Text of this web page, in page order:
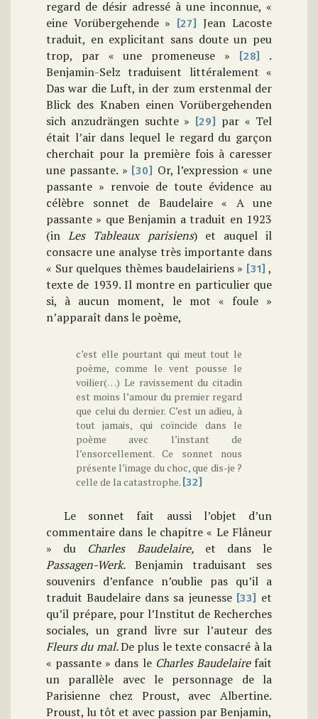
regard de désir adressé à une inconnue, «
eine Vorübergehende »
[27]
Jean Lacoste
traduit, en explicitant sans doute un peu
trop, par « une promeneuse »
[28]
.
Benjamin-Selz traduisent littéralement «
Das war die Luft, in der zum erstenmal der
Blick des Knaben einen Vorübergehenden
sich anzudrängen suchte »
[29]
par « Tel
était l’air dans lequel le regard du garçon
cherchait pour la première fois à caresser
une passante. » [30]
Or, l’expression « une
passante » renvoie de toute évidence au
célèbre sonnet de Baudelaire « A une
passante » que Benjamin a traduit en 1923
(inLes Tableaux parisiens) et auquel il
consacre une analyse très importante dans
« Sur quelques thèmes baudelairiens » [31] ,
texte de 1939. Il montre en particulier que
si, à aucun moment, le mot « foule »
n’apparaît dans le poème,
c’est elle pourtant qui meut tout le
poème, comme le vent pousse le
voilier(…) Le ravissement du citadin
est moins l’amour du premier regard
que celui du dernier. C’est un adieu, à
tout jamais, qui coïncide dans le
poème avec l’instant de
l’ensorcellement. Ce sonnet nous
présente l’image du choc, que dis-je ?
celle de la catastrophe. [32]
Le sonnet fait aussi l’objet d’un
commentaire dans le chapitre « Le Flâneur
» du Charles Baudelaire, et dans le
Passagen-Werk. Benjamin traduisant ses
souvenirs d’enfance n’oublie pas qu’il a
traduit Baudelaire dans sa jeunesse [33]
et
qu’il prépare, pour l’Institut de Recherches
sociales, un grand livre sur l’auteur des
Fleurs du mal.De plus le texte consacré à la
« passante » dans le Charles Baudelaire fait
un parallèle avec le personnage de la
Parisienne chez Proust, avec Albertine.
Proust, lu tôt et avec passion par Benjamin,